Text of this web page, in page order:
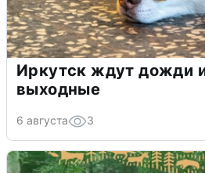
Иркутск ждут дожди
выходные
6 августа 3